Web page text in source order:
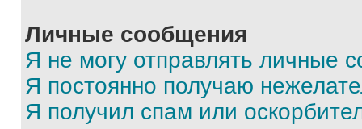
Личные сообщения
Я не могу отправлять личные
Я постоянно получаю
Я получил спам или